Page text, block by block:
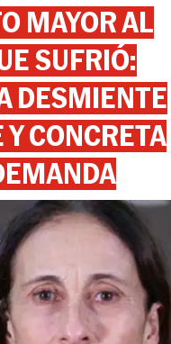
MAYOR AL
SUFRIÓ:
DESMIENTE
CONCRETA